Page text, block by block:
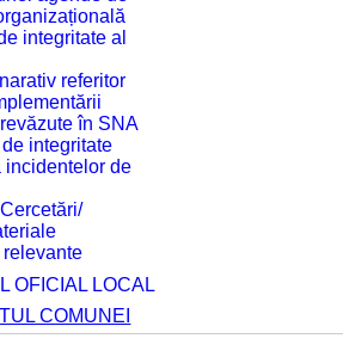
integritate al
referitor
în SNA
integritate
incidentelor de
OFICIAL LOCAL
COMUNEI